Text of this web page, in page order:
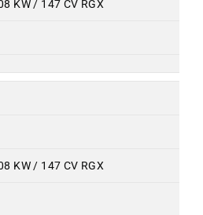
KW / 147 CV RGX
KW / 147 CV RGX